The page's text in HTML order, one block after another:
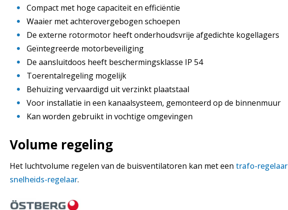
Compact met hoge capaciteit en efficiëntie
Waaier met achterovergebogen schoepen
De externe rotormotor heeft onderhoudsvrije afgedichte kogellagers
Geïntegreerde motorbeveiliging
De aansluitdoos heeft beschermingsklasse IP 54
Toerentalregeling mogelijk
Behuizing vervaardigd uit verzinkt plaatstaal
Voor installatie in een kanaalsysteem, gemonteerd op de binnenmuur
Kan worden gebruikt in vochtige omgevingen
Volume regeling
Het luchtvolume regelen van de buisventilatoren kan met een trafo-regelaar
snelheids-regelaar.